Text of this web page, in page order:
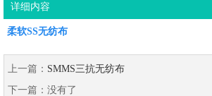
详细内容
柔软SS无纺布
上一篇： SMMS三抗无纺布
下一篇： 没有了